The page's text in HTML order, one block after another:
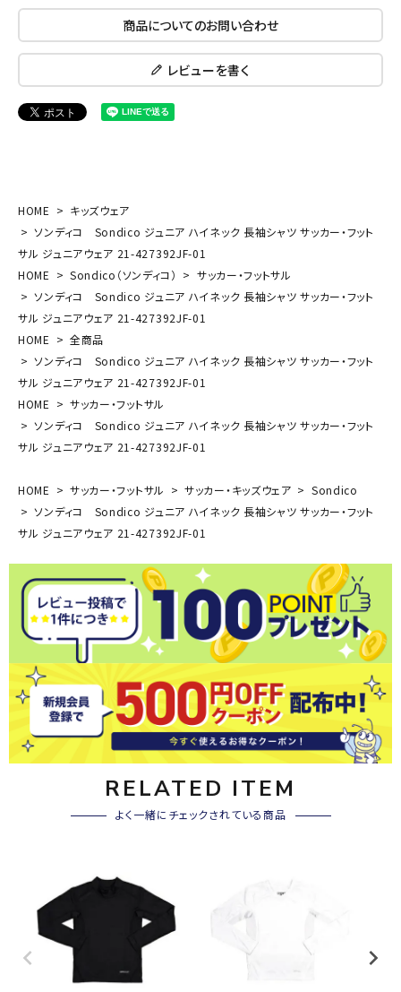
商品についてのお問い合わせ
レビューを書く
HOME
キッズウェア
ソンディコ Sondico ジュニア ハイネック 長袖シャツ サッカー・フット
サル ジュニアウェア 21-427392JF-01
HOME
Sondico（ソンディコ）
サッカー・フットサル
ソンディコ Sondico ジュニア ハイネック 長袖シャツ サッカー・フット
サル ジュニアウェア 21-427392JF-01
HOME
全商品
ソンディコ Sondico ジュニア ハイネック 長袖シャツ サッカー・フット
サル ジュニアウェア 21-427392JF-01
HOME
サッカー・フットサル
ソンディコ Sondico ジュニア ハイネック 長袖シャツ サッカー・フット
サル ジュニアウェア 21-427392JF-01
HOME サッカー・フットサル サッカー・キッズウェア
Sondico
ソンディコ Sondico ジュニア ハイネック 長袖シャツ サッカー・フット
サル ジュニアウェア 21-427392JF-01
RELATED ITEM
よく一緒にチェックされている商品